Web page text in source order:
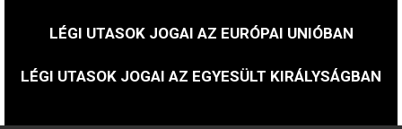
LÉGI UTASOK JOGAI AZ EURÓPAI UNIÓBAN
LÉGI UTASOK JOGAI AZ EGYESÜLT KIRÁLYSÁGBAN